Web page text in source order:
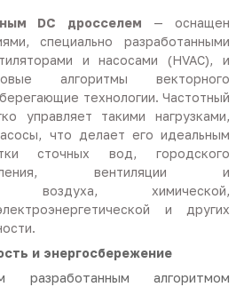
DC дросселем — оснащен
специально разработанными
и насосами (HVAC), и
алгоритмы векторного
технологии. Частотный
управляет такими нагрузками,
что делает его идеальным
сточных вод, городского
вентиляции и
воздуха, химической,
и других
и энергосбережение
разработанным алгоритмом